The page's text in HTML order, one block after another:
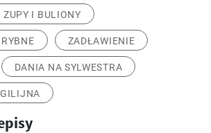
ZUPY I BULIONY
ZADŁAWIENIE
DANIA NA SYLWESTRA